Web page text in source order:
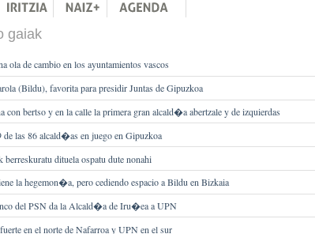
gaiak
ola de cambio en los ayuntamientos vascos
(Bildu), favorita para presidir Juntas de Gipuzkoa
con bertso y en la calle la primera gran alcald�a abertzale y de izquierdas
las 86 alcald�as en juego en Gipuzkoa
berreskuratu dituela ospatu dute nonahi
la hegemon�a, pero cediendo espacio a Bildu en Bizkaia
del PSN da la Alcald�a de Iru�ea a UPN
en el norte de Nafarroa y UPN en el sur